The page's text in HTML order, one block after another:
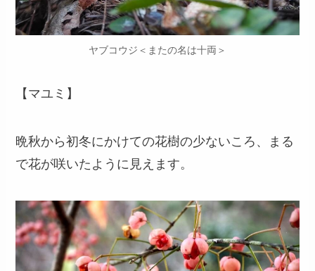
ヤブコウジ＜またの名は十両＞
【マユミ】
晩秋から初冬にかけての花樹の少ないころ、まる
で花が咲いたように見えます。